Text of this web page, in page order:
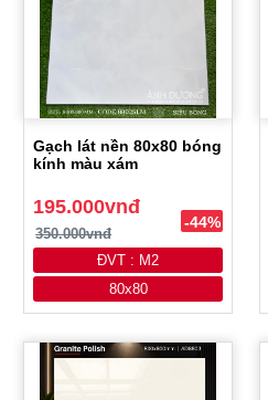
Gạch lát nền 80x80 bóng
kính màu xám
195.000vnđ
350.000vnđ
-44%
ĐVT : M2
80x80